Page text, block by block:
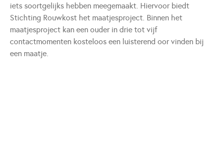
iets soortgelijks hebben meegemaakt. Hiervoor biedt
Stichting Rouwkost het maatjesproject. Binnen het
maatjesproject kan een ouder in drie tot vijf
contactmomenten kosteloos een luisterend oor vinden bij
een maatje.